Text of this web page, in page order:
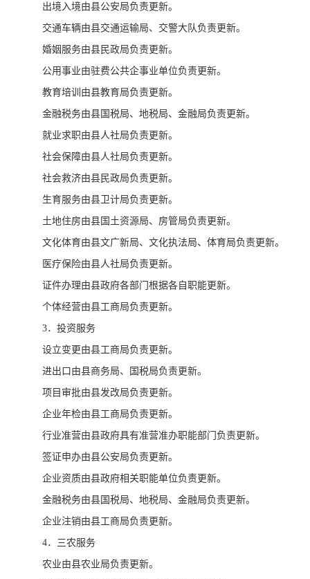
出境入境由县公安局负责更新。
交通车辆由县交通运输局、交警大队负责更新。
婚姻服务由县民政局负责更新。
公用事业由驻费公共企事业单位负责更新。
教育培训由县教育局负责更新。
金融税务由县国税局、地税局、金融局负责更新。
就业求职由县人社局负责更新。
社会保障由县人社局负责更新。
社会救济由县民政局负责更新。
生育服务由县卫计局负责更新。
土地住房由县国土资源局、房管局负责更新。
文化体育由县文广新局、文化执法局、体育局负责更新。
医疗保险由县人社局负责更新。
证件办理由县政府各部门根据各自职能更新。
个体经营由县工商局负责更新。
3．投资服务
设立变更由县工商局负责更新。
进出口由县商务局、国税局负责更新。
项目审批由县发改局负责更新。
企业年检由县工商局负责更新。
行业准营由县政府具有准营准办职能部门负责更新。
签证申办由县公安局负责更新。
企业资质由县政府相关职能单位负责更新。
金融税务由县国税局、地税局、金融局负责更新。
企业注销由县工商局负责更新。
4．三农服务
农业由县农业局负责更新。